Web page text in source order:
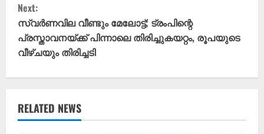
t
i
n
u
e
Next:
സ്വർണവില വീണ്ടും മേലോട്ട്; ട്രംപിന്റെ
പ്രസ്താവനയ്ക്ക് പിന്നാലെ തിരിച്ചുകയറ്റം, രൂപയുടെ
വീഴ്ചയും തിരിച്ചടി
RELATED NEWS